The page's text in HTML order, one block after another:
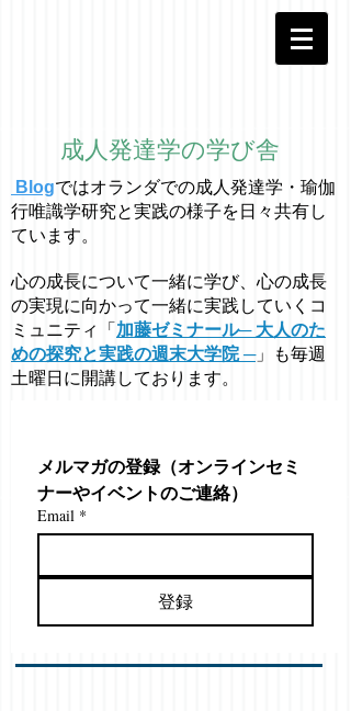
成人発達学の学び舎
Blogではオラ ンダでの成人発達学・ 瑜伽
行唯識学研究と実践の様子を日々共有し
ています。
心の成長について一緒に学び、心の成長
の実現に向かって一緒に実践していくコ
ミュニティ「 加藤ゼミナール─ 大人のた
めの探究と実践の週末大学院 ─」も毎週
土曜日に開講しております。
メルマガの登録（オンラインセミ
ナーやイベントのご連絡）
Email *
登録